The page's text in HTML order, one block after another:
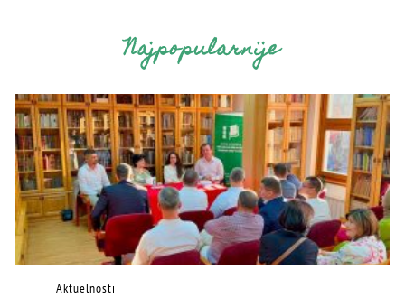
Najpopularnije
Aktuelnosti